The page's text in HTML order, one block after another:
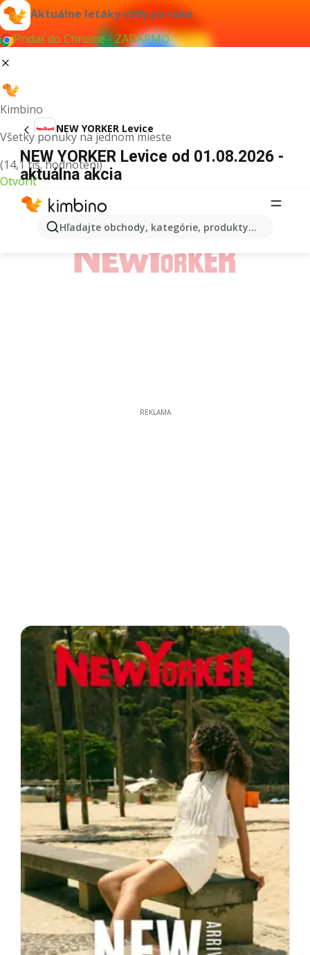
Aktuálne letáky vždy po ruke
Pridať do Chrome - ZADARMO
Kimbino
Všetky ponuky na jednom mieste
(14,1 tis. hodnotení)
Otvoriť
Hľadajte obchody, kategórie, produkty...
NEW YORKER Levice
NEW YORKER Levice od 01.08.2026 -
aktuálna akcia
REKLAMA